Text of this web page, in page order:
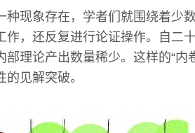
种现象存在，学者们就围绕着少
，还反复进行论证操作。自二
理论产出数量稀少。这样的“内
见解突破。